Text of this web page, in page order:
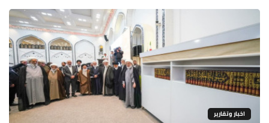
اخبار وتقارير